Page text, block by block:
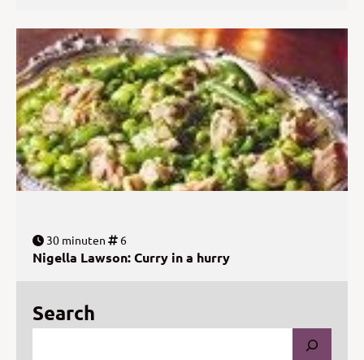
30 minuten 6
Nigella Lawson: Curry in a hurry
Search